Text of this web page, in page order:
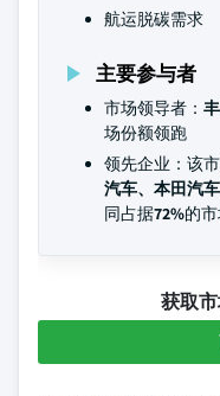
航运脱碳需求
主要参与者
市场领导者：
场份额领跑
领先企业：该
汽车、本田汽
同占据72%的
获取